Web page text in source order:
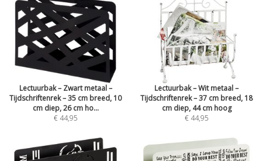
Lectuurbak – Zwart metaal –
Tijdschriftenrek – 35 cm breed, 10
cm diep, 26 cm ho...
€ 44,95
Lectuurbak – Wit metaal –
Tijdschriftenrek – 37 cm breed, 18
cm diep, 44 cm hoog
€ 44,95